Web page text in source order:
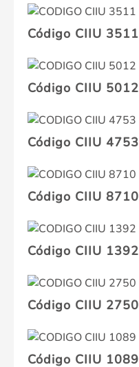
Código CIIU 3511
Código CIIU 5012
Código CIIU 4753
Código CIIU 8710
Código CIIU 1392
Código CIIU 2750
Código CIIU 1089